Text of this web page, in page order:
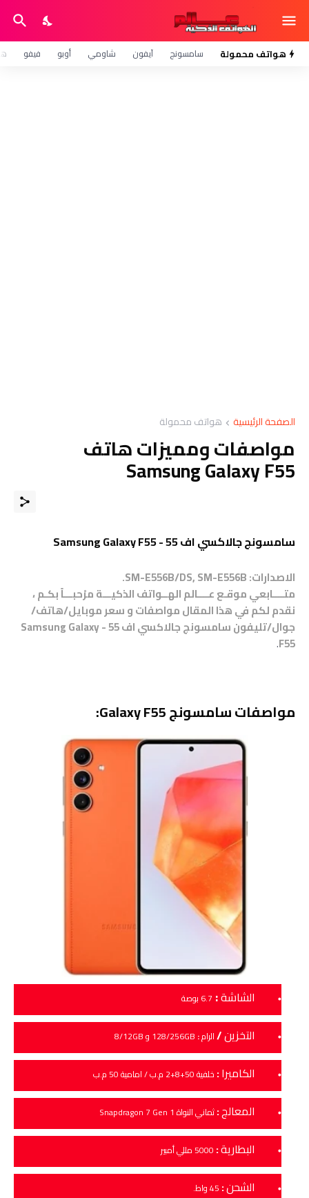
هواتف محمولة سامسونج آيفون شاومي أوبو فيفو
الصفحة الرئيسية هواتف محمولة
مواصفات ومميزات هاتف
Samsung Galaxy F55
سامسونج جالاكسي اف 55 - Samsung Galaxy F55
الاصدارات: SM-E556B/DS, SM-E556B.
متــــابعي موقـع عــــالم الهــواتف الذكيـــة مرْحبـــاً بكـم ،
نقدم لكم في هذا المقال مواصفات و سعر موبايل/هاتف/
جوال/تليفون سامسونج جالاكسي اف 55 - Samsung Galaxy
F55
.
مواصفات سامسونج Galaxy F55:
الشاشة: 6.7 بوصة
التخزين/الرام: 128/256GB و 8/12GB
الكاميرا: خلفية 50+8+2 م.ب / امامية 50 م.ب
المعالج:ثماني النواة Snapdragon 7 Gen 1
البطارية: 5000 مللي أمبير
الشحن: 45 واط.